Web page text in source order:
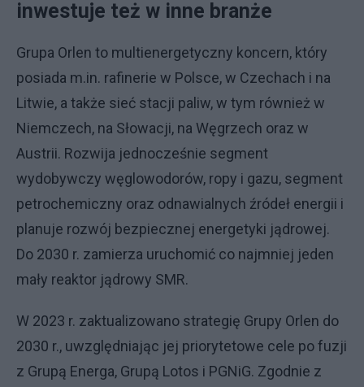
inwestuje też w inne branże
Grupa Orlen to multienergetyczny koncern, który
posiada m.in. rafinerie w Polsce, w Czechach i na
Litwie, a także sieć stacji paliw, w tym również w
Niemczech, na Słowacji, na Węgrzech oraz w
Austrii. Rozwija jednocześnie segment
wydobywczy węglowodorów, ropy i gazu, segment
petrochemiczny oraz odnawialnych źródeł energii i
planuje rozwój bezpiecznej energetyki jądrowej.
Do 2030 r. zamierza uruchomić co najmniej jeden
mały reaktor jądrowy SMR.
W 2023 r. zaktualizowano strategię Grupy Orlen do
2030 r., uwzględniając jej priorytetowe cele po fuzji
z Grupą Energa, Grupą Lotos i PGNiG. Zgodnie z